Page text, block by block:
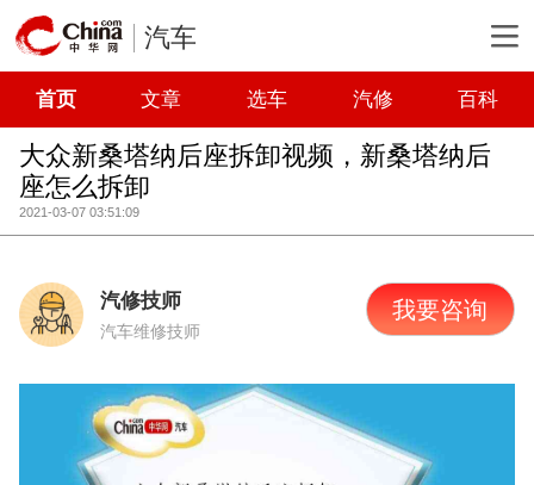
汽车
首页 文章 选车 汽修 百科
大众新桑塔纳后座拆卸视频，新桑塔纳后
座怎么拆卸
2021-03-07 03:51:09
汽修技师
汽车维修技师
我要咨询